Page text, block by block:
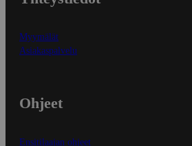
Myymälät
Asiakaspalvelu
Ohjeet
Ensitilaajan ohjeet